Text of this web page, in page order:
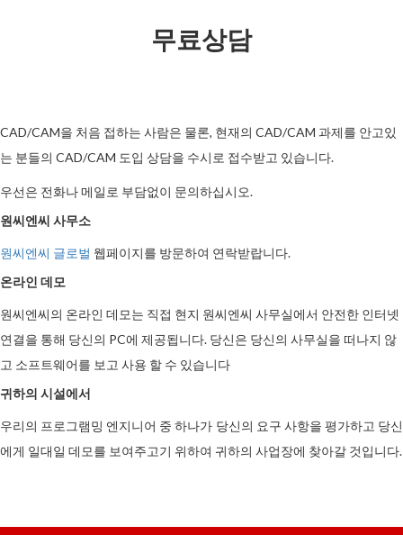
무료상담
CAD/CAM을 처음 접하는 사람은 물론, 현재의 CAD/CAM 과제를 안고있
는 분들의 CAD/CAM 도입 상담을 수시로 접수받고 있습니다.
우선은 전화나 메일로 부담없이 문의하십시오.
원씨엔씨 사무소
원씨엔씨 글로벌 웹페이지를 방문하여 연락받랍니다.
온라인 데모
원씨엔씨의 온라인 데모는 직접 현지 원씨엔씨 사무실에서 안전한 인터넷
연결을 통해 당신의 PC에 제공됩니다. 당신은 당신의 사무실을 떠나지 않
고 소프트웨어를 보고 사용 할 수 있습니다
귀하의 시설에서
우리의 프로그램밍 엔지니어 중 하나가 당신의 요구 사항을 평가하고 당신
에게 일대일 데모를 보여주고기 위하여 귀하의 사업장에 찾아갈 것입니다.